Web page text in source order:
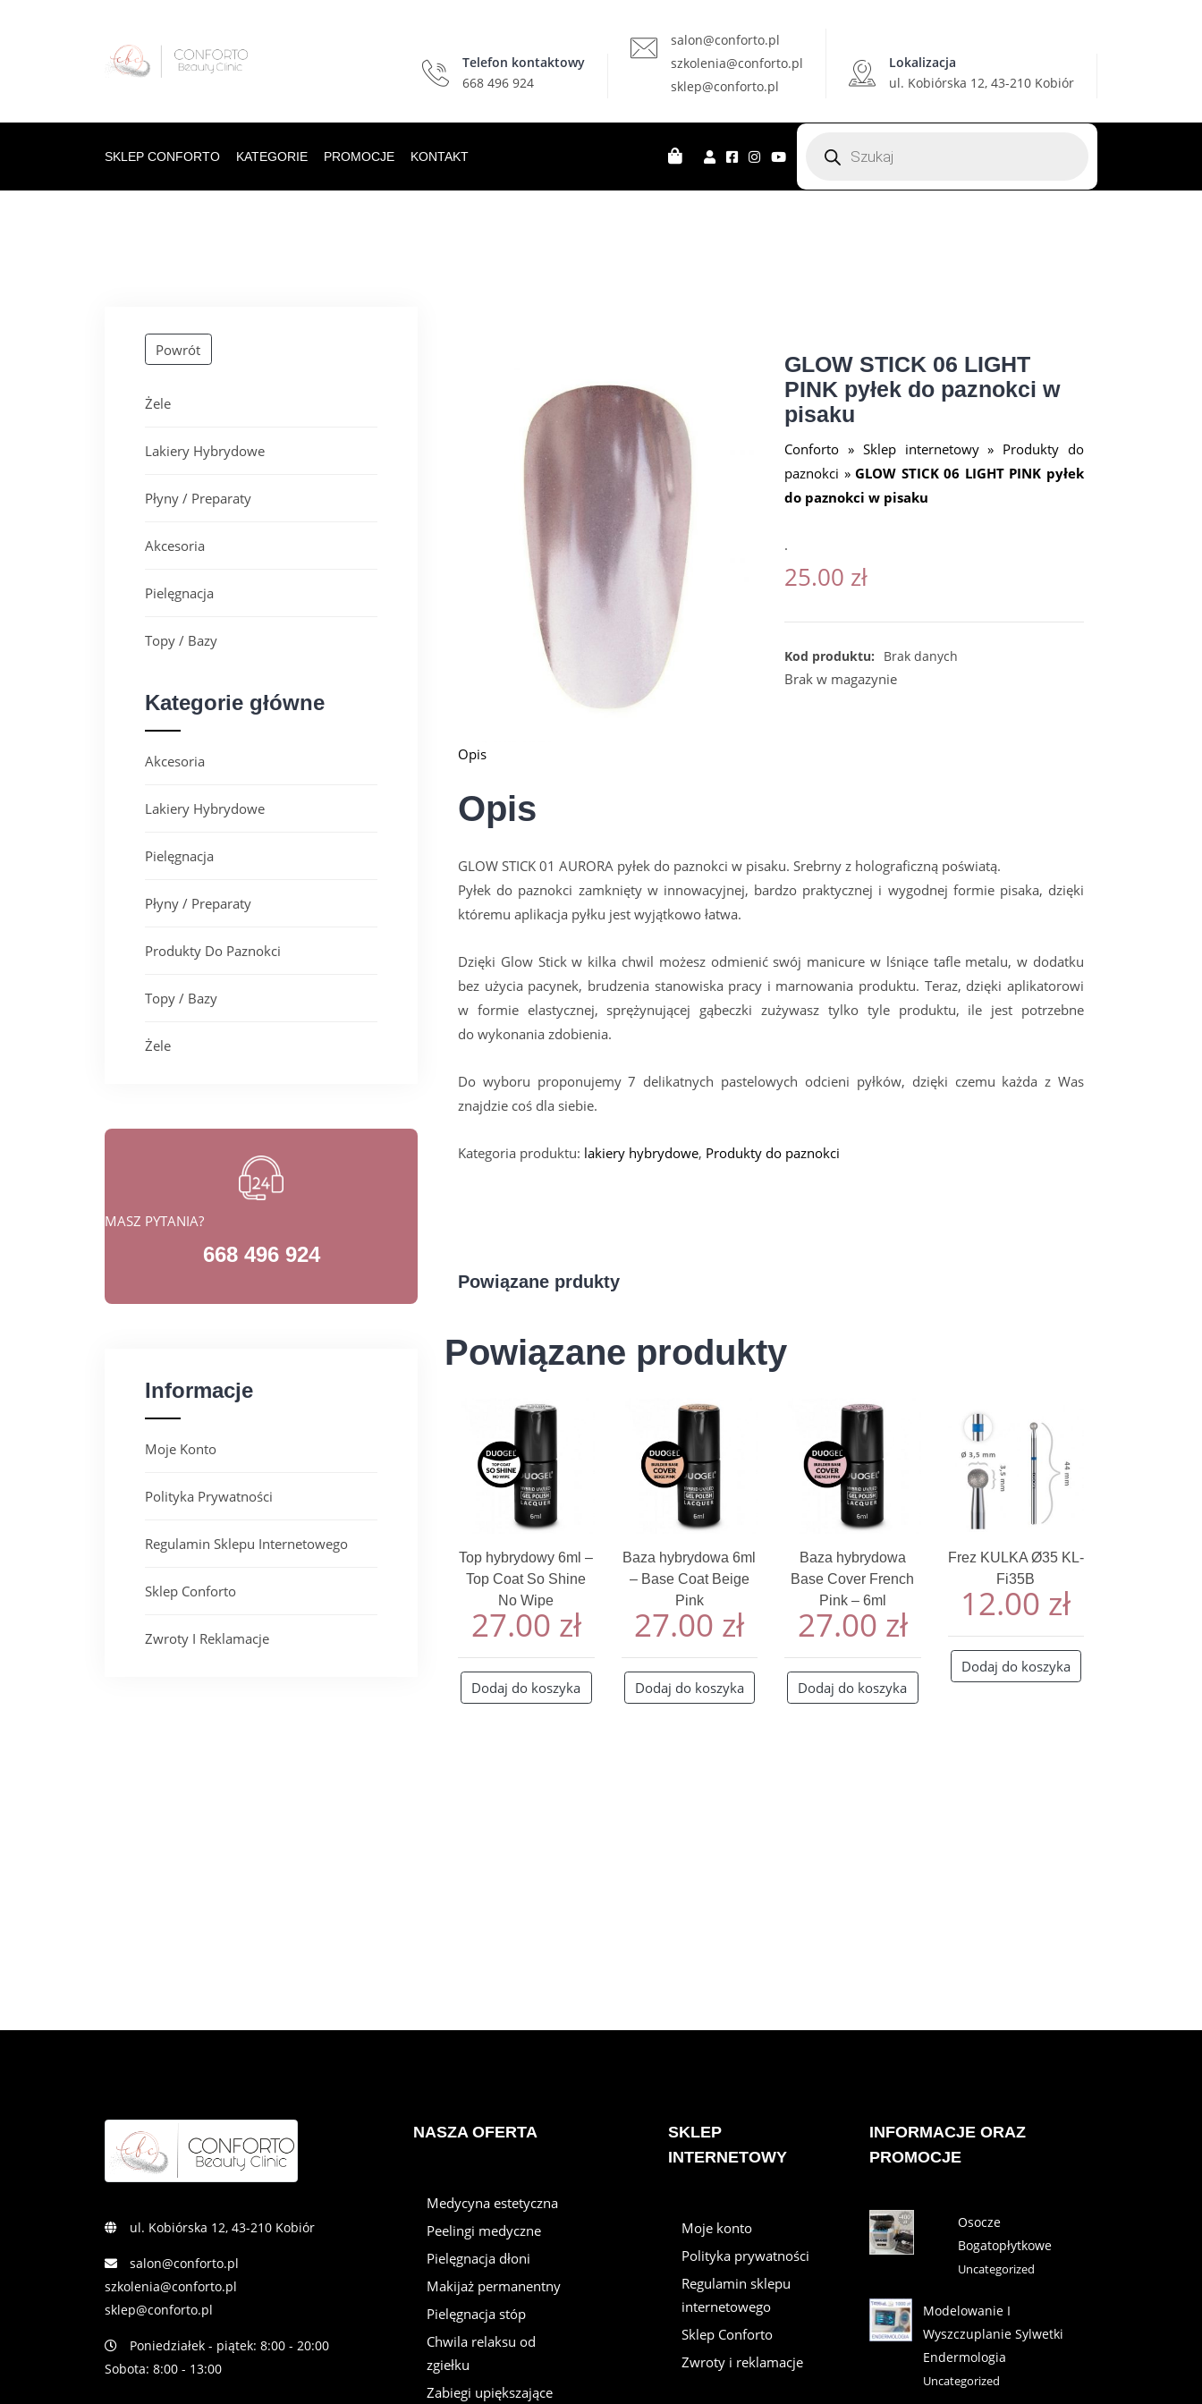
Telefon kontaktowy
668 496 924
salon@conforto.pl
szkolenia@conforto.pl
sklep@conforto.pl
Lokalizacja
ul. Kobiórska 12, 43-210 Kobiór
SKLEP CONFORTO KATEGORIE PROMOCJE KONTAKT
produktów
Powrót
Żele
Lakiery Hybrydowe
Płyny / Preparaty
Akcesoria
Pielęgnacja
Topy / Bazy
Kategorie główne
Akcesoria
Lakiery Hybrydowe
Pielęgnacja
Płyny / Preparaty
Produkty Do Paznokci
Topy / Bazy
Żele
MASZ PYTANIA?
668 496 924
Informacje
Moje Konto
Polityka Prywatności
Regulamin Sklepu Internetowego
Sklep Conforto
Zwroty I Reklamacje
GLOW STICK 06 LIGHT
PINK pyłek do paznokci w
pisaku
Conforto » Sklep internetowy» Produkty do
paznokci »GLOW STICK 06 LIGHT PINK pyłek
do paznokci w pisaku
.
25.00 zł
Kod produktu: Brak danych
Brak w magazynie
Opis
Opis
GLOW STICK 01 AURORA pyłek do paznokci w pisaku. Srebrny z holograficzną poświatą.
Pyłek do paznokci zamknięty w innowacyjnej, bardzo praktycznej i wygodnej formie pisaka, dzięki
któremu aplikacja pyłku jest wyjątkowo łatwa.
Dzięki Glow Stick w kilka chwil możesz odmienić swój manicure w lśniące tafle metalu, w dodatku
bez użycia pacynek, brudzenia stanowiska pracy i marnowania produktu. Teraz, dzięki aplikatorowi
w formie elastycznej, sprężynującej gąbeczki zużywasz tylko tyle produktu, ile jest potrzebne
do wykonania zdobienia.
Do wyboru proponujemy 7 delikatnych pastelowych odcieni pyłków, dzięki czemu każda z Was
znajdzie coś dla siebie.
Kategoria produktu: lakiery hybrydowe, Produkty do paznokci
Powiązane prdukty
Powiązane produkty
Top hybrydowy 6ml –
Top Coat So Shine
No Wipe
27.00 zł
Dodaj do koszyka
Baza hybrydowa 6ml
– Base Coat Beige
Pink
27.00 zł
Dodaj do koszyka
Baza hybrydowa
Base Cover French
Pink – 6ml
27.00 zł
Dodaj do koszyka
Frez KULKA Ø35 KL-
Fi35B
12.00 zł
Dodaj do koszyka
ul. Kobiórska 12, 43-210 Kobiór
salon@conforto.pl
szkolenia@conforto.pl
sklep@conforto.pl
Poniedziałek - piątek: 8:00 - 20:00
Sobota: 8:00 - 13:00
NASZA OFERTA
Medycyna estetyczna
Peelingi medyczne
Pielęgnacja dłoni
Makijaż permanentny
Pielęgnacja stóp
Chwila relaksu od
zgiełku
Zabiegi upiększające
SKLEP
INTERNETOWY
Moje konto
Polityka prywatności
Regulamin sklepu
internetowego
Sklep Conforto
Zwroty i reklamacje
INFORMACJE ORAZ
PROMOCJE
Osocze
Bogatopłytkowe
Uncategorized
Modelowanie I
Wyszczuplanie Sylwetki
Endermologia
Uncategorized